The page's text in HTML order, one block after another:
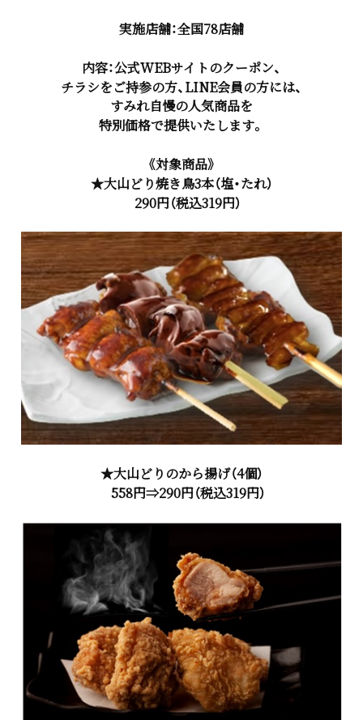
実施店舗：全国78店舗
内容：公式WEBサイトのクーポン、
チラシをご持参の方、LINE会員の方には、
すみれ自慢の人気商品を
特別価格で提供いたします。
《対象商品》
★大山どり焼き鳥3本（塩・たれ）
290円（税込319円）
★大山どりのから揚げ（4個）
558円⇒290円（税込319円）